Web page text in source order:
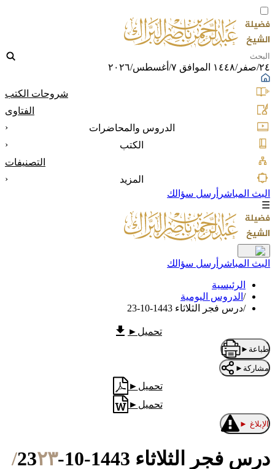
٢٤/صفر/١٤٤٨ الموافق ٧/أغسطس/٢٠٢٦
شروحات الكتب
الفتاوى
الدروس والمحاضرات
‹
الكتب
‹
التصنيفات
المزيد
‹
البث المباشر أرسل سؤالك
☰
البث المباشر أرسل سؤالك
الرئيسية
/ الدروس اليومية
/درس فجر الثلاثاء 1443-10-23
تحميل ►
طباعة ►
مشاركة ►
تحميل ►
تحميل ►
الإبلاغ ►
درس فجر الثلاثاء 1443-10-23
٢٣/